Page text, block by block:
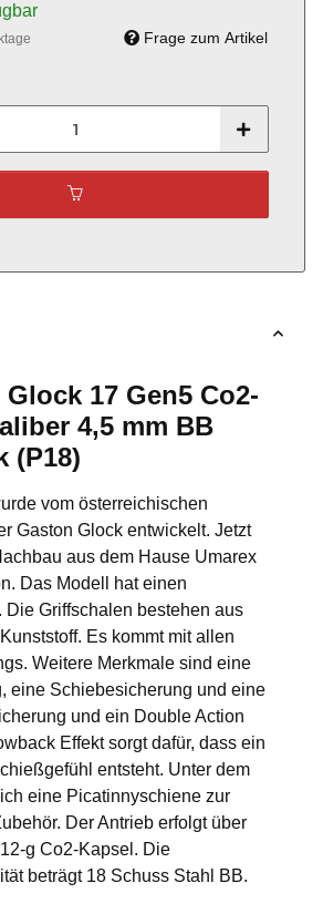
Frage zum Artikel
17 Gen5 Co2-
4,5 mm BB
(P18)
vom österreichischen
Gaston Glock entwickelt. Jetzt
aus dem Hause Umarex
Das Modell hat einen
Die Griffschalen bestehen aus
Es kommt mit allen
Weitere Merkmale sind eine
eine Schiebesicherung und eine
und ein Double Action
Effekt sorgt dafür, dass ein
entsteht. Unter dem
eine Picatinnyschiene zur
Der Antrieb erfolgt über
g Co2-Kapsel. Die
beträgt 18 Schuss Stahl BB.